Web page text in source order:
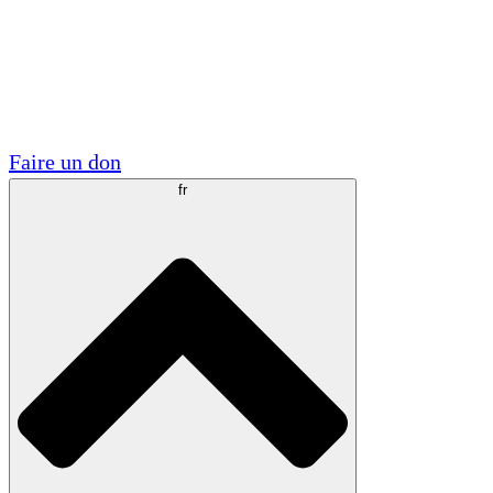
Faire un don
fr